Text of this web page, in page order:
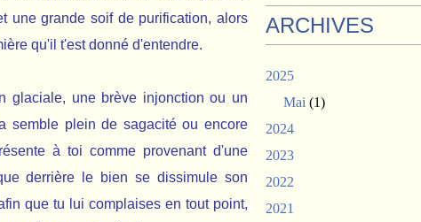
une grande soif de purification, alors
qu'il t'est donné d'entendre.
glaciale, une brève injonction ou un
semble plein de sagacité ou encore
à toi comme provenant d'une
derrière le bien se dissimule son
que tu lui complaises en tout point,
ARCHIVES
2025
Mai (1)
2024
2023
2022
2021